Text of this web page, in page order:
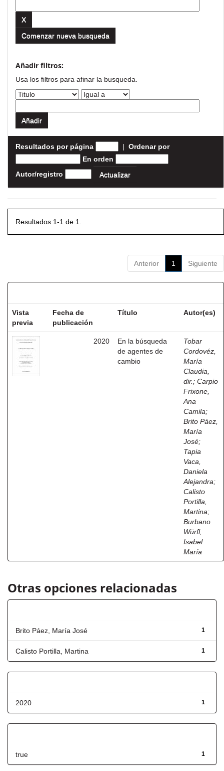
Comenzar nueva busqueda
Añadir filtros:
Usa los filtros para afinar la busqueda.
Resultados por página | Ordenar por
En orden
Autor/registro
Resultados 1-1 de 1.
Anterior 1 Siguiente
Vista
previa
Fecha de
publicación
Título Autor(es)
2020
En la búsqueda
de agentes de
cambio
Tobar
Cordovéz,
María
Claudia,
dir. ; Carpio
Frixone,
Ana
Camila;
Brito Páez,
María
José;
Tapia
Vaca,
Daniela
Alejandra;
Calisto
Portilla,
Martina;
Burbano
Würfl,
Isabel
María
Otras opciones relacionadas
1
Brito Páez, María José
1
Calisto Portilla, Martina
1
2020
1
true